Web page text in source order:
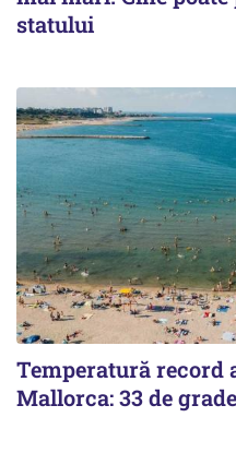
statului
Temperatură record
Mallorca: 33 de